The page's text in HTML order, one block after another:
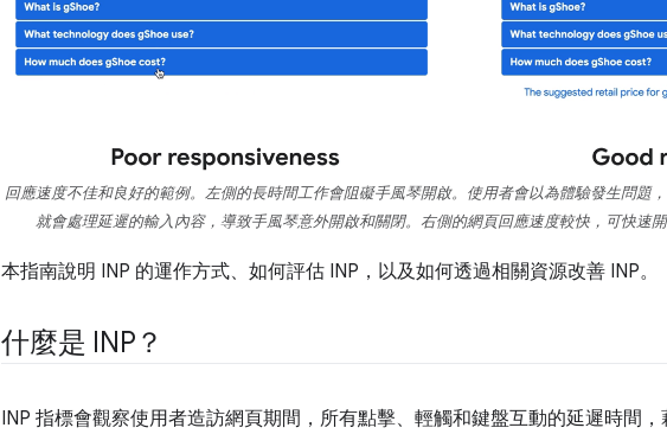
回應速度不佳和良好的範例。左側的長時間工作會阻礙手風琴開啟。使用者會以為體驗發生問題
就會處理延遲的輸入內容，導致手風琴意外開啟和關閉。右側的網頁回應速度較快，可快速
本指南說明 INP 的運作方式、如何評估 INP，以及如何透過相關資源改善 INP。
什麼是 INP？
INP 指標會觀察使用者造訪網頁期間，所有點擊、輕觸和鍵盤互動的延遲時間